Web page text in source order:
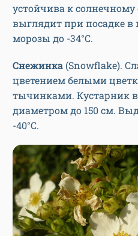
устойчива к солнечному
выглядит при посадке
морозы до -34°С.
Снежинка (Snowflake).
цветением белыми
тычинками. Кустарник
диаметром до 150 см.
-40°С.